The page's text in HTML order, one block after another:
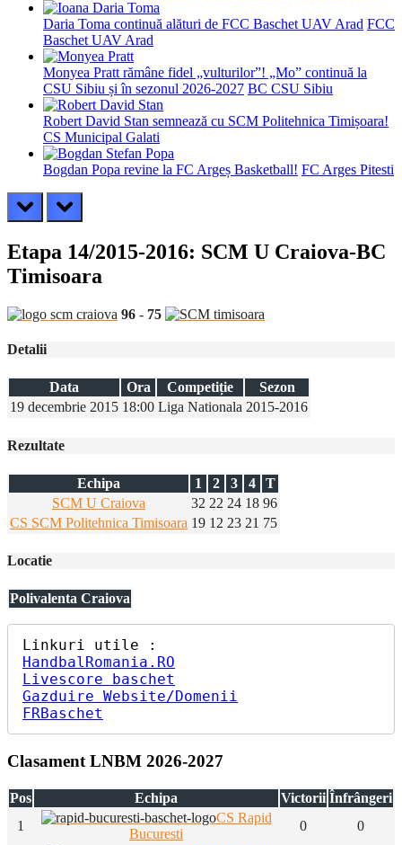
Daria Toma continuă alături de FCC Baschet UAV Arad FCC
Baschet UAV Arad
Monyea Pratt rămâne fidel „vulturilor”! „Mo” continuă la
CSU Sibiu și în sezonul 2026-2027 BC CSU Sibiu
Robert David Stan semnează cu SCM Politehnica Timișoara!
CS Municipal Galati
Bogdan Popa revine la FC Argeș Basketball! FC Arges Pitesti
prev next
Etapa 14/2015-2016: SCM U Craiova-BC
Timisoara
96 - 75
Detalii
Data Ora Competiție
Sezon
19 decembrie 2015 18:00 Liga Nationala 2015-2016
Rezultate
Echipa 1 2 3 4
T
SCM U Craiova
32 22 24 18 96
CS SCM Politehnica Timisoara 19 12 23 21 75
Locatie
Polivalenta Craiova
HandbalRomania.RO
Livescore baschet
Gazduire Website/Domenii
FRBaschet
Clasament LNBM 2026-2027
Pos Echipa Victorii Înfrângeri
1
CS Rapid
Bucuresti
0 0